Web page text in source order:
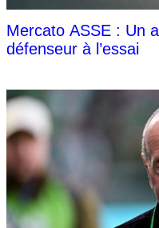
Mercato ASSE : Un
défenseur à l’essai